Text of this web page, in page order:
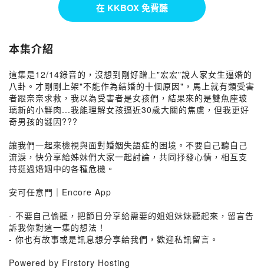
在 KKBOX 免費聽
本集介紹
這集是12/14錄音的，沒想到剛好蹭上"宏宏"說人家女生逼婚的
八卦。才剛剛上架"不能作為結婚的十個原因"，馬上就有類受害
者跟奈奈求救，我以為受害者是女孩們，結果來的是雙魚座玻
璃新的小鮮肉...我能理解女孩逼近30歲大關的焦慮，但我更好
奇男孩的謎因???
讓我們一起來檢視與面對婚姻失語症的困境。不要自己聽自己
流淚，快分享給姊妹們大家一起討論，共同抒發心情，相互支
持挺過婚姻中的各種危機。
安可任意門｜Encore App
- 不要自己偷聽，把節目分享給需要的姐姐妹妹聽起來，留言告
訴我你對這一集的想法！
- 你也有故事或是訊息想分享給我們，歡迎私訊留言。
Powered by Firstory Hosting